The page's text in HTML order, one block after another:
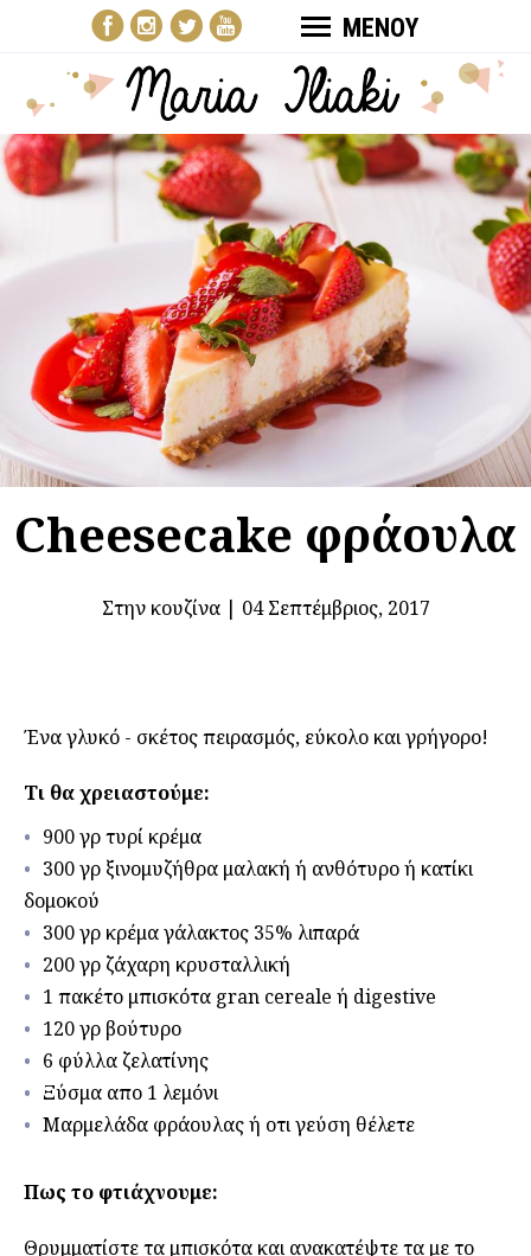
ΜΕΝΟΥ
Cheesecake φράουλα
Στην κουζίνα| 04 Σεπτέμβριος, 2017
Ένα γλυκό - σκέτος πειρασμός, εύκολο και γρήγορο!
Τι θα χρειαστούμε:
900 γρ τυρί κρέμα
300 γρ ξινομυζήθρα μαλακή ή ανθότυρο ή κατίκι
δομοκού
300 γρ κρέμα γάλακτος 35% λιπαρά
200 γρ ζάχαρη κρυσταλλική
1 πακέτο μπισκότα gran cereale ή digestive
120 γρ βούτυρο
6 φύλλα ζελατίνης
Ξύσμα απο 1 λεμόνι
Μαρμελάδα φράουλας ή οτι γεύση θέλετε
Πως το φτιάχνουμε:
Θρυμματίστε τα μπισκότα και ανακατέψτε τα με το